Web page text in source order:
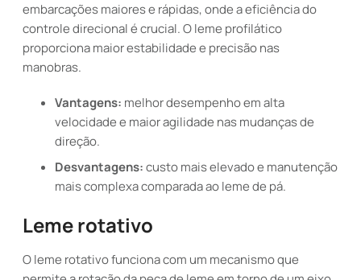
embarcações maiores e rápidas, onde a eficiência do
controle direcional é crucial. O leme profilático
proporciona maior estabilidade e precisão nas
manobras.
Vantagens: melhor desempenho em alta
velocidade e maior agilidade nas mudanças de
direção.
Desvantagens:custo mais elevado e manutenção
mais complexa comparada ao leme de pá.
Leme rotativo
O leme rotativo funciona com um mecanismo que